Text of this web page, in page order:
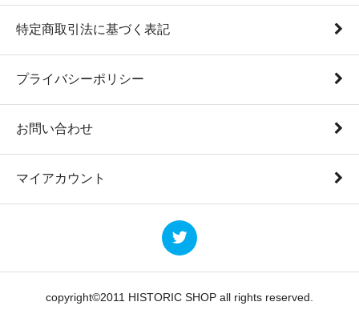
特定商取引法に基づく表記
プライバシーポリシー
お問い合わせ
マイアカウント
copyright©2011 HISTORIC SHOP all rights reserved.